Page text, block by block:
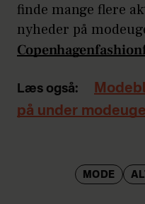
finde mange flere
nyheder på
Læs også:
på under
MODE